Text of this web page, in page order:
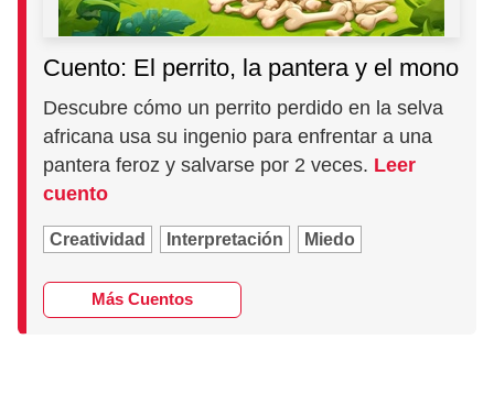
Cuento: El perrito, la pantera y el mono
Descubre cómo un perrito perdido en la selva
africana usa su ingenio para enfrentar a una
pantera feroz y salvarse por 2 veces. Leer
cuento
Creatividad Interpretación Miedo
Más Cuentos